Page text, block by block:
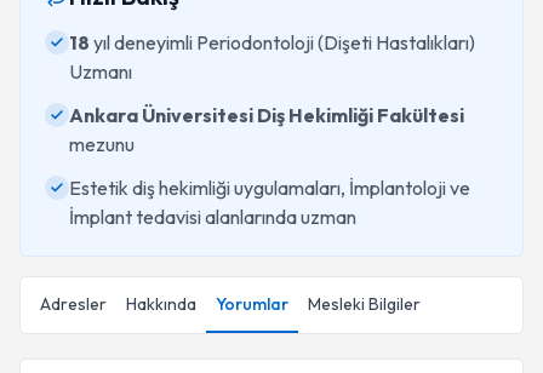
18 yıl deneyimli Periodontoloji (Dişeti Hastalıkları)
Uzmanı
Ankara Üniversitesi Diş Hekimliği Fakültesi
mezunu
Estetik diş hekimliği uygulamaları, İmplantoloji ve
İmplant tedavisi alanlarında uzman
Adresler Hakkında Yorumlar Mesleki Bilgiler